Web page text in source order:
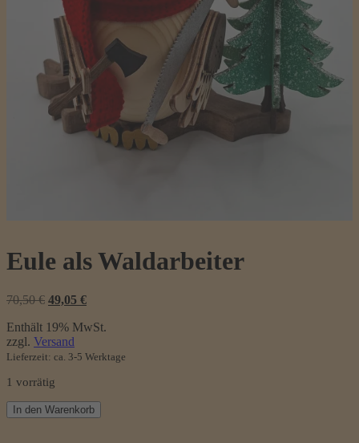
Eule als Waldarbeiter
70,50€ Ursprünglicher
war:
70,50 €
49,05 €Aktueller
ist:
Enthält 19% MwSt.
zzgl. Versand
Lieferzeit: ca. 3-5 Werktage
1 vorrätig
Eule
als
In den Warenkorb